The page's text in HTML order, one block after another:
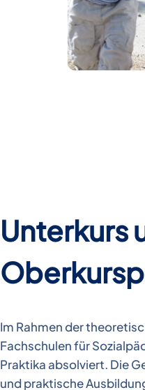
Unterkurs
Im Rahmen der
Fachschulen für
Praktika absolviert. Die
und praktische